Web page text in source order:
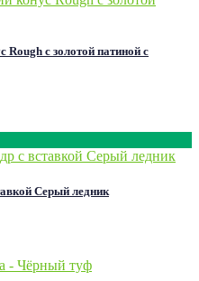
с золотой патиной с
Серый ледник